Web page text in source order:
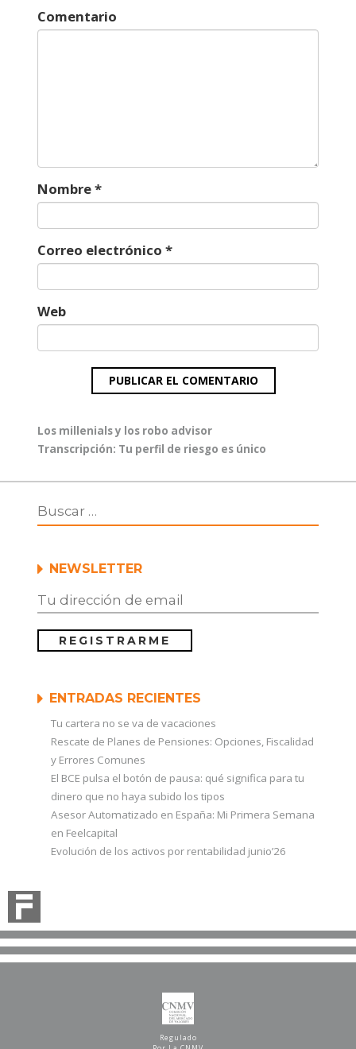
Comentario
Nombre*
Correo electrónico *
Web
Navegación
de
entradas
Entrada
anterior:
Los millenials y los robo advisor
Entrada
Transcripción: Tu perfil de riesgo es único
NEWSLETTER
ENTRADAS RECIENTES
Tu cartera no se va de vacaciones
Rescate de Planes de Pensiones: Opciones, Fiscalidad
y Errores Comunes
El BCE pulsa el botón de pausa: qué significa para tu
dinero que no haya subido los tipos
Asesor Automatizado en España: Mi Primera Semana
en Feelcapital
Evolución de los activos por rentabilidad junio’26
Regulado